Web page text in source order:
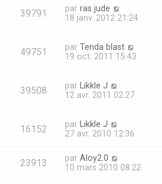
39791 par ras jude
18 janv. 2012 21:24
49751 par Tenda blast
19 oct. 2011 15:43
39508 par
Likkle J
12 avr. 2011 02:27
16152 par
Likkle J
27 avr. 2010 12:36
23913 par Aloy2.0
10 mars 2010 08:22